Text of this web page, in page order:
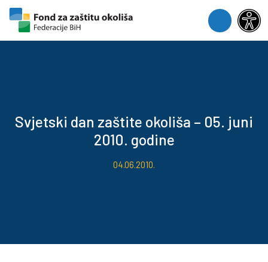
Skip to content
Skip to footer
Menu
Svjetski dan zaštite okoliša – 05. juni
2010. godine
04.06.2010.